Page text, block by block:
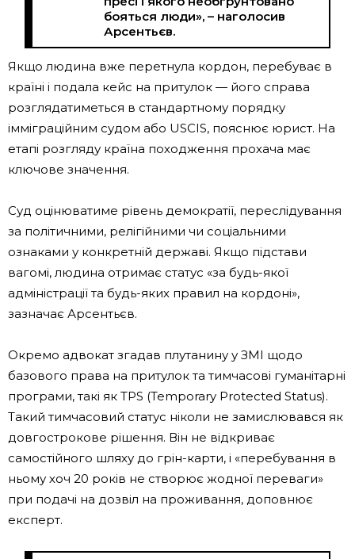
бояться люди», – наголосив
Арсентьєв.
Якщо людина вже перетнула кордон, перебуває в
країні і подала кейс на притулок — його справа
розглядатиметься в стандартному порядку
імміграційним судом або USCIS, пояснює юрист. На
етапі розгляду країна походження прохача має
ключове значення.
Суд оцінюватиме рівень демократії, переслідування
за політичними, релігійними чи соціальними
ознаками у конкретній державі. Якщо підстави
вагомі, людина отримає статус «за будь-якої
адміністрації та будь-яких правил на кордоні»,
зазначає Арсентьєв.
Окремо адвокат згадав плутанину у ЗМІ щодо
базового права на притулок та тимчасові гуманітарні
програми, такі як TPS (Temporary Protected Status).
Такий тимчасовий статус ніколи не замислювався як
довгострокове рішення. Він не відкриває
самостійного шляху до грін-карти, і «перебування в
ньому хоч 20 років не створює жодної переваги»
при подачі на дозвіл на проживання, доповнює
експерт.